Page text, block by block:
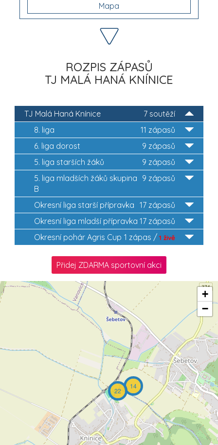
Mapa
ROZPIS ZÁPASŮ
TJ MALÁ HANÁ KNÍNICE
7 soutěží
TJ Malá Haná Knínice
11 zápasů
8. liga
9 zápasů
6. liga dorost
9 zápasů
5. liga starších žáků
9 zápasů
5. liga mladších žáků skupina
B
17 zápasů
Okresní liga starší přípravka
17 zápasů
Okresní liga mladší přípravka
1 zápas / 1 živě
Okresní pohár Agris Cup
Přidej ZDARMA sportovní akci
14
22
+
−